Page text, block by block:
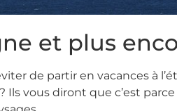
et plus
de partir en vacances à
Ils vous diront que c’est